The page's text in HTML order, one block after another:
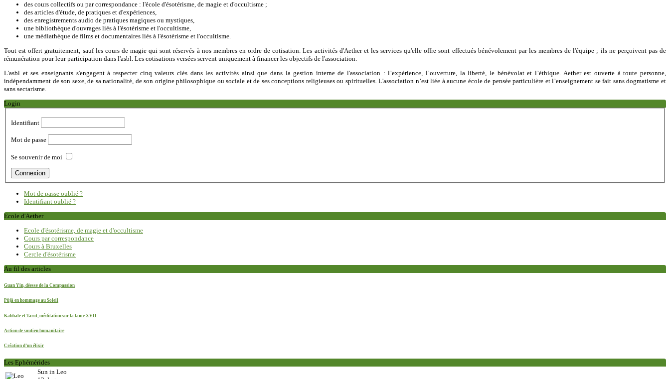
des cours collectifs ou par correspondance : l'école d'ésotérisme, de magie et d'occultisme ;
des articles d'étude, de pratiques et d'expériences,
des enregistrements audio de pratiques magiques ou mystiques,
une bibliothèque d'ouvrages liés à l'ésotérisme et l'occultisme,
une médiathèque de films et documentaires liés à l'ésotérisme et l'occultisme.
Tout est offert gratuitement, sauf les cours de magie qui sont réservés à nos membres en ordre de cotisation. Les activités d'Aether et les services qu'elle offre sont effectués bénévolement par les membres de l'équipe ; ils ne perçoivent pas de
rémunération pour leur participation dans l'asbl. Les cotisations versées servent uniquement à financer les objectifs de l'association.
L'asbl et ses enseignants s'engagent à respecter cinq valeurs clés dans les activités ainsi que dans la gestion interne de l'association : l’expérience, l’ouverture, la liberté, le bénévolat et l’éthique. Aether est ouverte à toute personne,
indépendamment de son sexe, de sa nationalité, de son origine philosophique ou sociale et de ses conceptions religieuses ou spirituelles. L'association n’est liée à aucune école de pensée particulière et l’enseignement se fait sans dogmatisme et
sans sectarisme.
Login
Identifiant
Mot de passe
Se souvenir de moi
Mot de passe oublié ?
Identifiant oublié ?
Ecole d'Aether
Ecole d'ésotérisme, de magie et d'occultisme
Cours par correspondance
Cours à Bruxelles
Cercle d'ésotérisme
Au fil des articles
Guan Yin, déesse de la Compassion
Pûjâ en hommage au Soleil
Kabbale et Tarot, méditation sur la lame XVII
Action de soutien humanitaire
Création d’un élixir
Les Ephémérides
Sun in Leo